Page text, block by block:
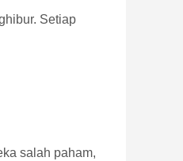
Setiap
salah paham,